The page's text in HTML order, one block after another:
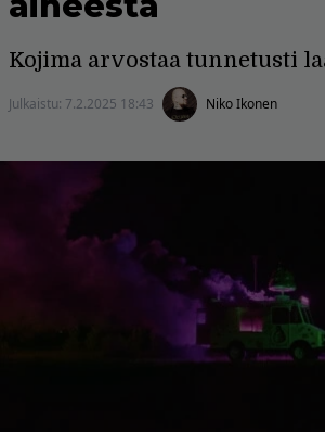
Kojima arvostaa tunnetusti
Julkaistu: 7.2.2025 18:43 Niko Ikonen